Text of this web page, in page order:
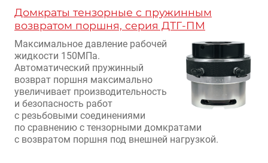
Домкраты тензорные с пружинным
возвратом поршня, серия ДТГ-ПМ
Максимальное давление рабочей
жидкости 150МПа.
Автоматический пружинный
возврат поршня максимально
увеличивает производительность
и безопасность работ
с резьбовыми соединениями
по сравнению с тензорными домкратами
с возвратом поршня под внешней нагрузкой.